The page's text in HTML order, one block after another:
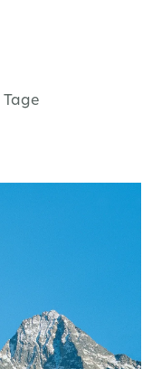
/ 5 Tage